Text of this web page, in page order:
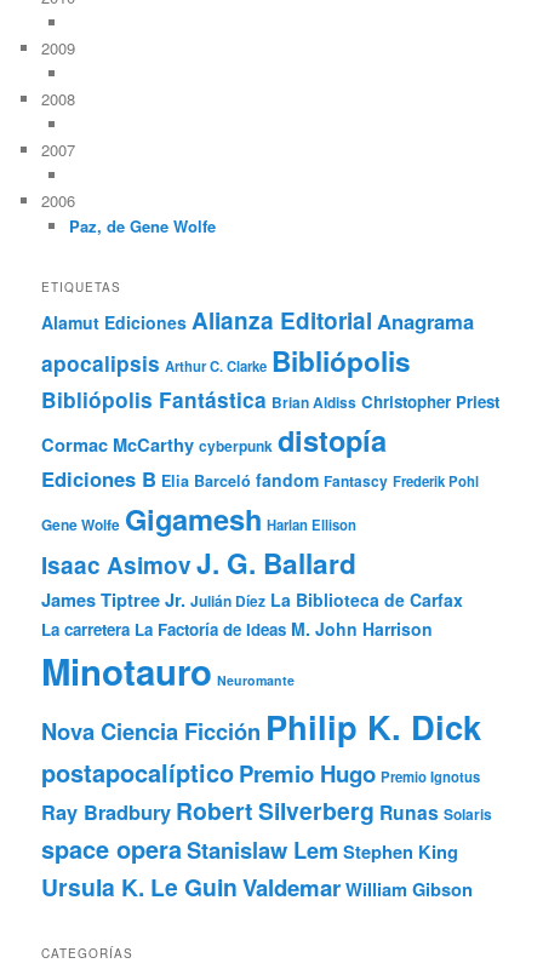
2009
2008
2007
2006
Paz, de Gene Wolfe
ETIQUETAS
Alamut Ediciones Alianza Editorial Anagrama
apocalipsis Arthur C. Clarke Bibliópolis
Bibliópolis Fantástica Brian Aldiss Christopher Priest
Cormac McCarthy cyberpunk distopía
Ediciones B Elia Barceló fandom Fantascy Frederik Pohl
Gene Wolfe Gigamesh Harlan Ellison
Isaac AsimovJ. G. Ballard
James Tiptree Jr. Julián Díez La Biblioteca de Carfax
La carretera La Factoría de Ideas M. John Harrison
Minotauro Neuromante
Nova Ciencia Ficción Philip K. Dick
postapocalípticoPremio Hugo Premio Ignotus
Ray Bradbury Robert Silverberg Runas Solaris
space operaStanislaw Lem Stephen King
Ursula K. Le GuinValdemarWilliam Gibson
CATEGORÍAS